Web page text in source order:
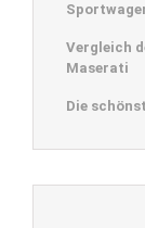
Vergleich
Maserati
Die